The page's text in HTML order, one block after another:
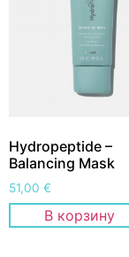
Hydropeptide –
Balancing Mask
51,00 €
В корзину